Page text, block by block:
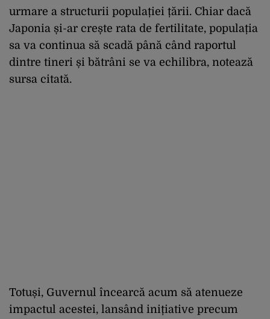
urmare a structurii populației țării. Chiar dacă
Japonia și-ar crește rata de fertilitate, populația
sa va continua să scadă până când raportul
dintre tineri și bătrâni se va echilibra, notează
sursa citată.
Totuși, Guvernul încearcă acum să atenueze
impactul acestei, lansând inițiative precum